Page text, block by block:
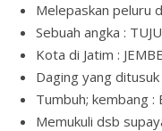
Melepaskan peluru
Sebuah angka :
Kota di Jatim :
Daging yang
Tumbuh; kembang :
Memukuli dsb